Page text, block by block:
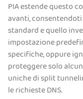
PIA estende questo
avanti,
standard e quello
impostazione
specifiche, oppure
proteggere solo
uniche di split
le richieste DNS.